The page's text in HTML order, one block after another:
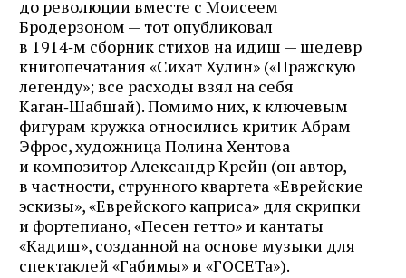
до революции вместе с Моисеем
Бродерзоном — тот опубликовал
в 1914‑м сборник стихов на идиш — шедевр
книгопечатания «Сихат Хулин» («Пражскую
легенду»; все расходы взял на себя
Каган‑Шабшай). Помимо них, к ключевым
фигурам кружка относились критик Абрам
Эфрос, художница Полина Хентова
и композитор Александр Крейн (он автор,
в частности, струнного квартета «Еврейские
эскизы», «Еврейского каприса» для скрипки
и фортепиано, «Песен гетто» и кантаты
«Кадиш», созданной на основе музыки для
спектаклей «Габимы» и «ГОСЕТа»).